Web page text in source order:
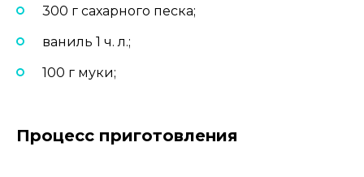
300 г сахарного песка;
ваниль 1 ч. л.;
100 г муки;
Процесс приготовления